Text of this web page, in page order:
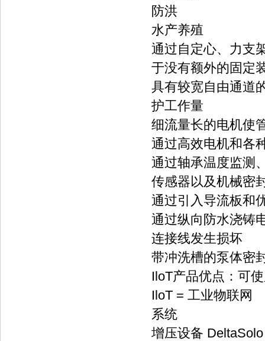
防洪
水产养殖
通过自定心、力支
于没有额外的固定
具有较宽自由通道
护工作量
细流量长的电机使
通过高效电机和各
通过轴承温度监测
传感器以及机械密
通过引入导流板和
通过纵向防水浇铸
连接线发生损坏
带冲洗槽的泵体密
IloT产品优点：可
IloT = 工业物联网
系统
增压设备